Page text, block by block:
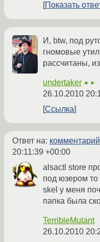
Показать
И, btw, под
гномовые
рассчитаны,
undertaker ★★
26.10.2010
Ссылка
Ответ на: комментарий
20:11:39 +00:00
alsactl store
под юзером то
skel у меня
папка была
TerribleMutant
26.10.2010